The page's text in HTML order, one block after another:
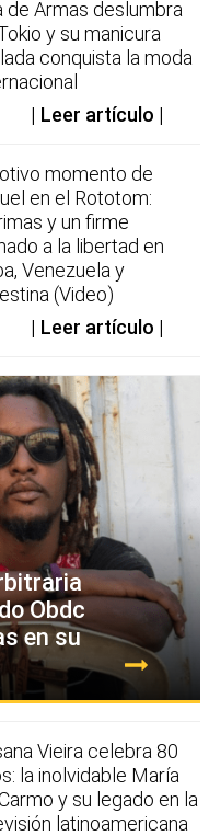
de Armas deslumbra
y su manicura
conquista la moda
Leer artículo
momento de
en el Rototom:
y un firme
a la libertad en
Venezuela y
(Video)
Leer artículo
Obdc
en su
Vieira celebra 80
la inolvidable María
y su legado en la
latinoamericana